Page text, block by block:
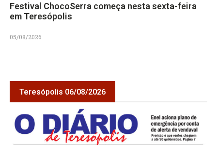
Festival ChocoSerra começa nesta sexta-feira
em Teresópolis
05/08/2026
Teresópolis 06/08/2026